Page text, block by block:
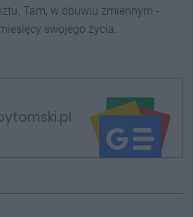
Tam, w obuwiu zmiennym -
swojego życia.